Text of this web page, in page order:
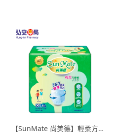
【SunMate 尚美德】輕柔方便